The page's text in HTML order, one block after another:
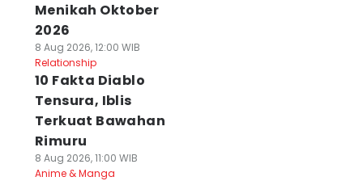
Menikah Oktober
2026
8 Aug 2026, 12:00 WIB
Relationship
10 Fakta Diablo
Tensura, Iblis
Terkuat Bawahan
Rimuru
8 Aug 2026, 11:00 WIB
Anime & Manga